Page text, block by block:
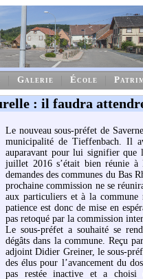
Galerie École
: il faudra
Le nouveau sous-préfet de
municipalité de Tieffenbach. Il
auparavant pour lui signifier que
juillet 2016 s’était bien réunie à
demandes des communes du Bas
prochaine commission ne se
aux particuliers et à la
patience est donc de mise en
pas retoqué par la commission
Le sous-préfet a souhaité se
dégâts dans la commune. Reçu
adjoint Didier Greiner, le sous-
des élus pour l’avancement du
pas restée inactive et a